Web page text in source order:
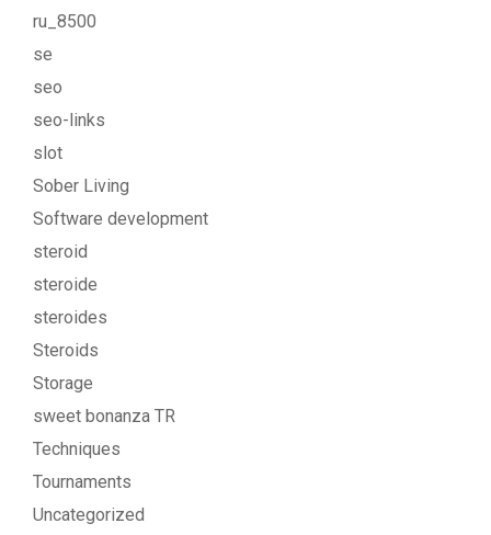
ru_8500
se
seo
seo-links
slot
Sober Living
Software development
steroid
steroide
steroides
Steroids
Storage
sweet bonanza TR
Techniques
Tournaments
Uncategorized